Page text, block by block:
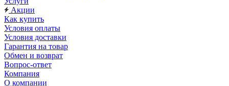
Акции
Как купить
Условия оплаты
Условия доставки
Гарантия на товар
Обмен и возврат
Вопрос-ответ
Компания
О компании